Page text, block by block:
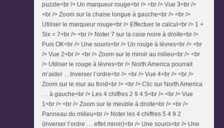
puzzle<br /> Un marqueur rouge<br /> <br /> Vue 3<br />
<br /> Zoom sur la chaise longue à gauche<br /> <br />
Utiliser le marqueur rouge<br /> Effectuer le calcul<br /> 1 +
Six = 7<br /> <br /> Noter 7 sur la case noire à droite<br />
Puis OK<br /> Une souris<br /> Un rouge à lèvres<br /> <br
/> Vue 2<br /> <br /> Zoom sur le miroir au milieu<br /> <br
/> Utiliser le rouge à lèvres<br /> North America pourrait
m’aider …Inverser l’ordre<br /> <br /> Vue 4<br /> <br />
Zoom sur le mur au fond<br /> <br /> Clic sur North America
… à gauche<br /> Les 4 chiffres 2 9 4 5<br /> <br /> Vue
1<br /> <br /> Zoom sur le meuble à droite<br /> <br />
Panneau du milieu<br /> Noter les 4 chiffres 5 4 9 2
(inverser l’ordre … effet miroir)<br /> Une souris<br /> Une